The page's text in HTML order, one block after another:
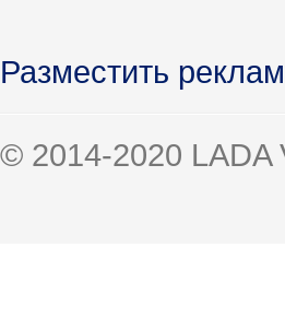
Разместить
© 2014-2020